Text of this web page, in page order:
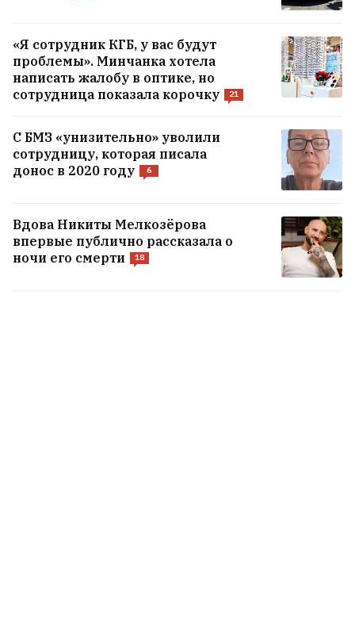
«Я сотрудник КГБ, у вас будут
проблемы». Минчанка хотела
написать жалобу в оптике, но
сотрудница показала корочку
21
С БМЗ «унизительно» уволили
сотрудницу, которая писала
донос в 2020 году
6
Вдова Никиты Мелкозёрова
впервые публично рассказала о
ночи его смерти
18